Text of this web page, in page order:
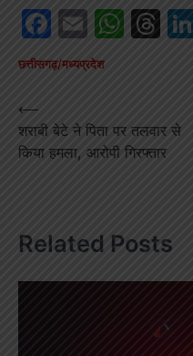
Facebook
Email
छत्तीसगढ़/मध्यप्रदेश
Post
navigation
⟵
शराबी बेटे ने पिता पर तलवार से
किया हमला, आरोपी गिरफ्तार
Related Posts